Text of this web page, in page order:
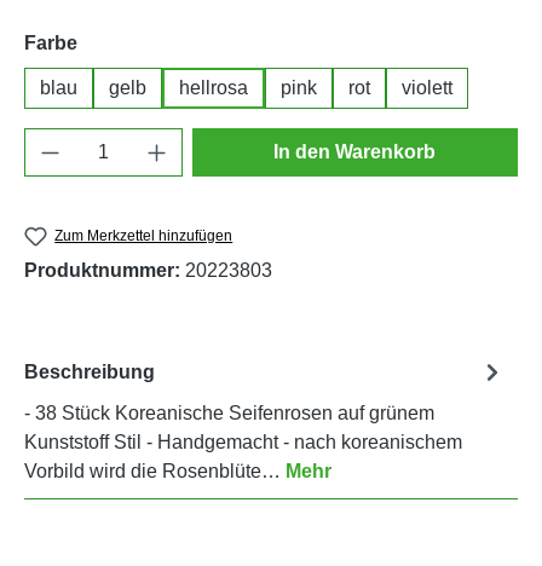
Farbeauswählen
blau gelb hellrosa pink rot violett
Produkt Anzahl: Gib den gewünschten
In den Warenkorb
Zum Merkzettel hinzufügen
Produktnummer: 20223803
Beschreibung
- 38 Stück Koreanische Seifenrosen auf grünem
Kunststoff Stil - Handgemacht - nach koreanischem
Vorbild wird die Rosenblüte… Mehr